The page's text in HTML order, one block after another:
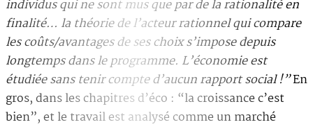
individus qui ne sont mus que par de la rationalité en
finalité… la théorie de l’acteur rationnel qui compare
les coûts/avantages de ses choix s’impose depuis
longtemps dans le programme. L’économie est
étudiée sans tenir compte d’aucun rapport social !”En
gros, dans les chapitres d’éco : “la croissance c’est
bien”, et le travail est analysé comme un marché